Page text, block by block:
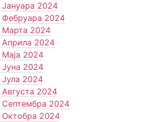
Јануара 2024
Фебруара 2024
Марта 2024
Априла 2024
Маја 2024
Јуна 2024
Јула 2024
Августа 2024
Септембра 2024
Октобра 2024